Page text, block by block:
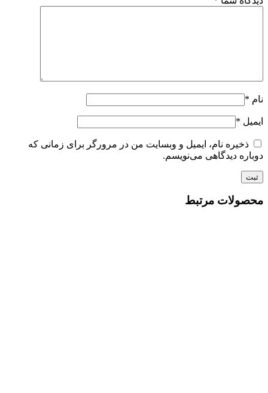
نام *
ایمیل *
ذخیره نام، ایمیل و وبسایت من در مرورگر برای زمانی که
دوباره دیدگاهی می‌نویسم.
محصولات مرتبط